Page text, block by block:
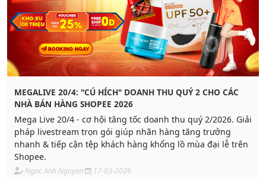
MEGALIVE 20/4: "CÚ HÍCH" DOANH THU QUÝ 2 CHO CÁC
NHÀ BÁN HÀNG SHOPEE 2026
Mega Live 20/4 - cơ hội tăng tốc doanh thu quý 2/2026. Giải
pháp livestream trọn gói giúp nhãn hàng tăng trưởng
nhanh & tiếp cận tệp khách hàng khổng lồ mùa đại lễ trên
Shopee.
Ngoc Anh Nguyen 17-03-2026